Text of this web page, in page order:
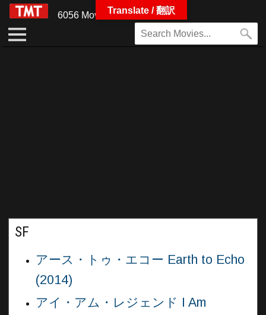
6056 Movies
SF
アース・トゥ・エコー Earth to Echo
(2014)
アイ・アム・レジェンド I Am
Translate / 翻訳